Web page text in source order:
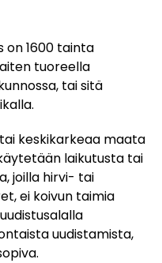
on 1600 tainta
tuoreella
tai sitä
keskikarkeaa maata
laikutusta tai
joilla hirvi- tai
ei koivun taimia
uudistamista,